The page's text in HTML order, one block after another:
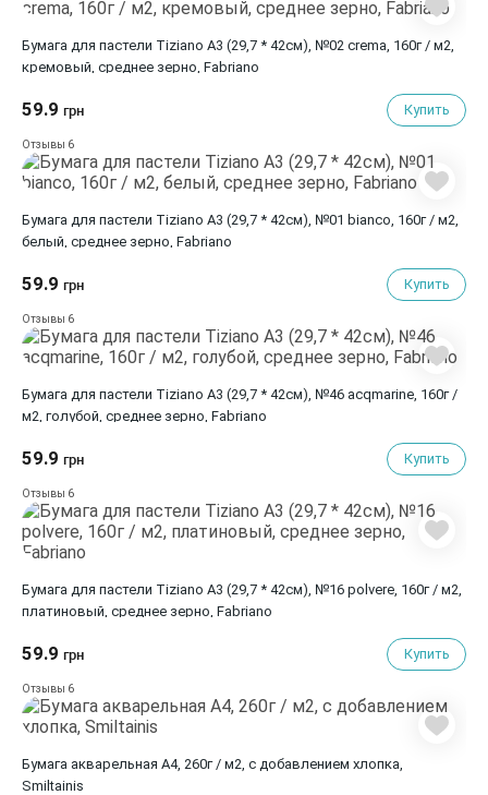
Бумага для пастели Tiziano A3 (29,7 * 42см), №02 crema, 160г / м2,
кремовый, среднее зерно, Fabriano
59.9 грн Купить
Отзывы 6
Бумага для пастели Tiziano A3 (29,7 * 42см), №01 bianco, 160г / м2,
белый, среднее зерно, Fabriano
59.9 грн Купить
Отзывы 6
Бумага для пастели Tiziano A3 (29,7 * 42см), №46 acqmarine, 160г /
м2, голубой, среднее зерно, Fabriano
59.9 грн Купить
Отзывы 6
Бумага для пастели Tiziano A3 (29,7 * 42см), №16 polvere, 160г / м2,
платиновый, среднее зерно, Fabriano
59.9 грн Купить
Отзывы 6
Бумага акварельная А4, 260г / м2, с добавлением хлопка,
Smiltainis